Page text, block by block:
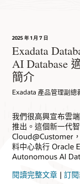
2025 年 1 月 7 日
Exadata
AI Database
簡介
Exadata 產品管理副總
我們很高興宣布雲
推出。這個新一代
Cloud@Customer
料中心執行 Oracle
Autonomous AI
閱讀完整文章 | 訂